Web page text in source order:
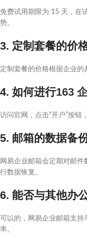
免费试用期限为 15 天，在
势。
3. 定制套餐的价
定制套餐的价格根据企业的
4. 如何进行163
访问官网，点击“开户”按钮
5. 邮箱的数据备
网易企业邮箱会定期对邮
行数据恢复。
6. 能否与其他办
可以的，网易企业邮箱支
率。